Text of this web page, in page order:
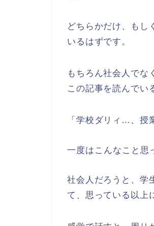
どちらかだけ、もし
いるはずです。
もちろん社会人でな
この記事を読んでい
「学校ダリィ…、授
一度はこんなこと思
社会人だろうと、学
て、思っている以上